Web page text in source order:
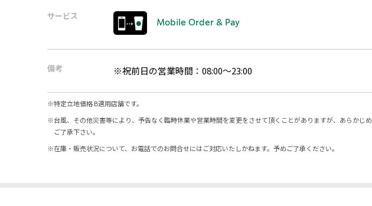
サービス
Mobile Order & Pay
備考 ※祝前日の営業時間：08:00～23:00
※特定立地価格 B適用店舗です。
※台風、その他災害等により、予告なく臨時休業や営業時間を変更をさせて頂くことがありますが、あらかじめ
ご了承下さい。
※在庫・販売状況について、お電話でのお問合せにはご対応いたしかねます。予めご了承ください。